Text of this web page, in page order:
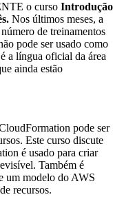
o curso Introdução
Nos últimos meses, a
de treinamentos
pode ser usado como
a língua oficial da área
ainda estão
pode ser
Este curso discute
é usado para criar
Também é
um modelo do AWS
recursos.